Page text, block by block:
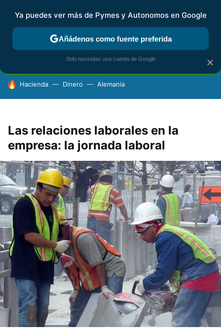
FISCALIDAD Y CONTABILIDAD KIT DIGITAL RENTA
HOY SE HABLA DE
Hacienda Dinero Alemania
Las relaciones laborales en la
empresa: la jornada laboral
×
Ya puedes ver más de Pymes y Autonomos en Google
Añádenos como fuente preferida
Solo necesitas una cuenta de Google